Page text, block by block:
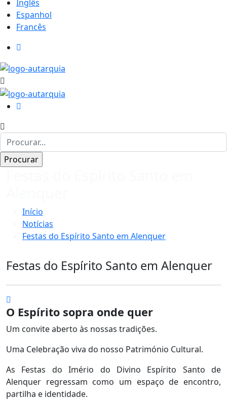
Inglês
Espanhol
Francês
Início
Notícias
Festas do Espírito Santo em Alenquer
Festas do Espírito Santo em Alenquer
O Espírito sopra onde quer
Um convite aberto às nossas tradições.
Uma Celebração viva do nosso Património Cultural.
As Festas do Imério do Divino Espírito Santo de
Alenquer regressam como um espaço de encontro,
partilha e identidade.